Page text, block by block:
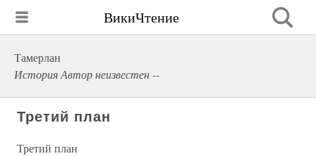
ВикиЧтение
Тамерлан
История Автор неизвестен --
Третий план
Третий план